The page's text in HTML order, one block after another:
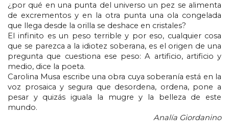
¿por qué en una punta del universo un pez se alimenta
de excrementos y en la otra punta una ola congelada
que llega desde la orilla se deshace en cristales?
El infinito es un peso terrible y por eso, cualquier cosa
que se parezca a la idiotez soberana, es el origen de una
pregunta que cuestiona ese peso: A artificio, artificio y
medio, dice la poeta.
Carolina Musa escribe una obra cuya soberanía está en la
voz prosaica y segura que desordena, ordena, pone a
pesar y quizás iguala la mugre y la belleza de este
mundo.
Analía Giordanino